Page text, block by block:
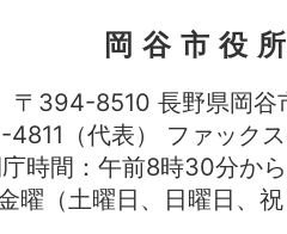
岡谷市役
〒394-8510 長野県岡谷
4811（代表） ファッ
時間：午前8時30分か
曜（土曜日、日曜日、